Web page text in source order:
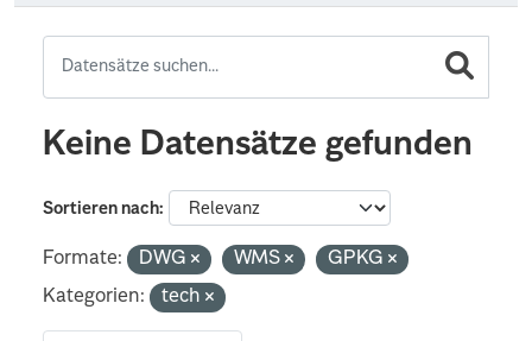
Keine Datensätze gefunden
Sortieren nach
Formate: DWG WMS
GPKG
Kategorien:
tech